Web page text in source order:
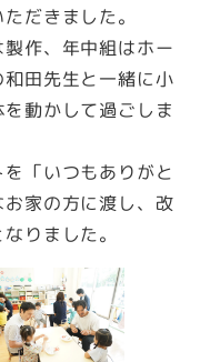
だきました。
作、年中組はホー
田先生と一緒に小
動かして過ごしま
「いつもありがと
家の方に渡し、改
りました。